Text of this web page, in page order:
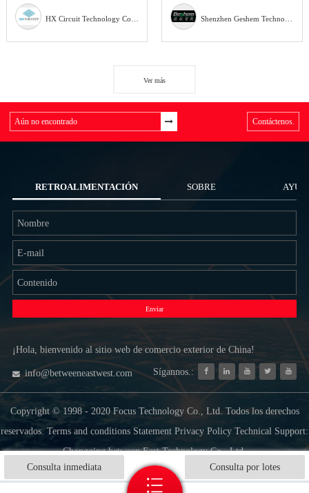
Consulta inmediata Consulta por lotes
Ver más
Contáctenos.
RETROALIMENTACIÓN SOBRE
NOSOTROS
Enviar
¡Hola, bienvenido al sitio web de comercio exterior de China!
info@betweeneastwest.com Sígannos.:
Copyright © 1998 - 2020 Focus Technology Co., Ltd. Todos los derechos
reservados. Terms and conditions Statement Privacy Policy Technical Support:
Chongqing between East Technology Co., Ltd.